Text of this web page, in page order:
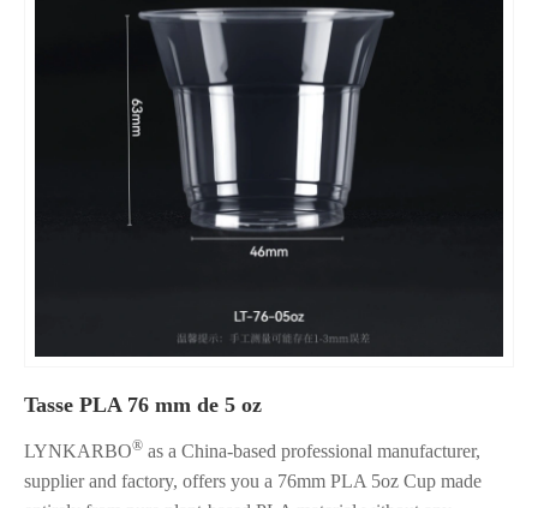
Tasse PLA 76 mm de 5 oz
LYNKARBO® as a China-based professional manufacturer,
supplier and factory, offers you a 76mm PLA 5oz Cup made